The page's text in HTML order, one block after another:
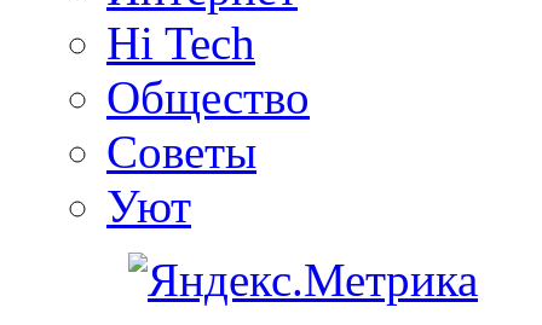
Hi Tech
Общество
Советы
Уют